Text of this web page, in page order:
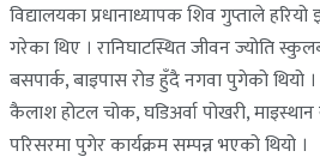
विद्यालयका प्रधानाध्यापक शिव गुप्ताले
गरेका थिए । रानिघाटस्थित जीवन ज्योति
बसपार्क, बाइपास रोड हुँदै नगवा पुगेको थियो
कैलाश होटल चोक, घडिअर्वा पोखरी, माइस्थान
परिसरमा पुगेर कार्यक्रम सम्पन्न भएको थियो ।